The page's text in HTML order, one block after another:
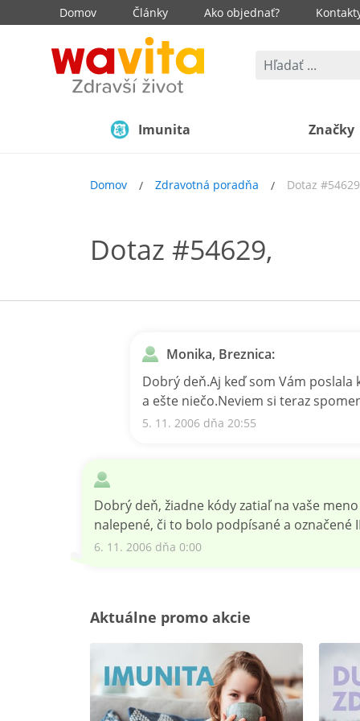
Domov Články Ako objednať?
Imunita Značky
Domov Zdravotná poradňa Dotaz #54629
Dotaz #54629,
Monika, Breznica:
Dobrý deň.Aj keď som Vám
a ešte niečo.Neviem si teraz
5. 11. 2006 dňa 20:55
Dobrý deň, žiadne kódy zatiaľ na vaše
nalepené, či to bolo podpísané a označené
6. 11. 2006 dňa 0:00
Aktuálne promo akcie